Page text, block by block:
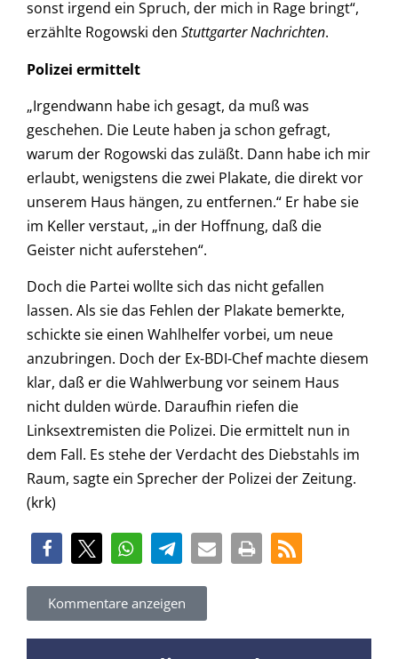
sonst irgend ein Spruch, der mich in Rage bringt“,
erzählte Rogowski den Stuttgarter Nachrichten.
Polizei ermittelt
„Irgendwann habe ich gesagt, da muß was
geschehen. Die Leute haben ja schon gefragt,
warum der Rogowski das zuläßt. Dann habe ich mir
erlaubt, wenigstens die zwei Plakate, die direkt vor
unserem Haus hängen, zu entfernen.“ Er habe sie
im Keller verstaut, „in der Hoffnung, daß die
Geister nicht auferstehen“.
Doch die Partei wollte sich das nicht gefallen
lassen. Als sie das Fehlen der Plakate bemerkte,
schickte sie einen Wahlhelfer vorbei, um neue
anzubringen. Doch der Ex-BDI-Chef machte diesem
klar, daß er die Wahlwerbung vor seinem Haus
nicht dulden würde. Daraufhin riefen die
Linksextremisten die Polizei. Die ermittelt nun in
dem Fall. Es stehe der Verdacht des Diebstahls im
Raum, sagte ein Sprecher der Polizei der Zeitung.
(krk)
Kommentare anzeigen